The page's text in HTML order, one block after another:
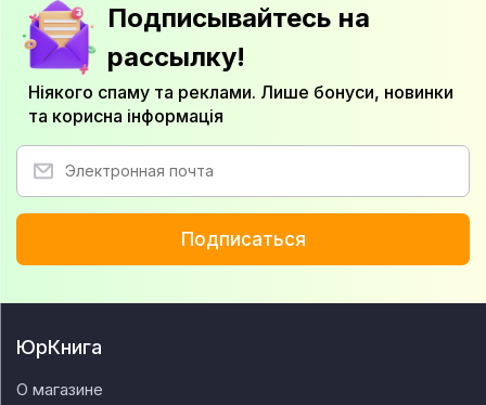
Подписывайтесь на
рассылку!
Ніякого спаму та реклами. Лише бонуси, новинки
та корисна інформація
Подписаться
ЮрКнига
О магазине